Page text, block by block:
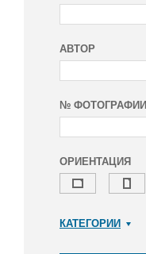
АВТОР
№ ФОТОГРАФИИ
ОРИЕНТАЦИЯ
КАТЕГОРИИ